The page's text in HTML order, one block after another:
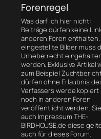
Forenregel
Was darf ich hier nicht:
Beiträge dürfen keine
anderen Foren enthalten.
eingestellte Bilder muss
Urheberrecht
werden. Exklusive Artikel
zum Beispiel
dürfen ohne Erlaubnis
Verfassers werde kopiert
noch in anderen Foren
veröffentlicht werden.
auch Impressum THE-
BIRDHOUSE.de diese
auch für dieses Forum.